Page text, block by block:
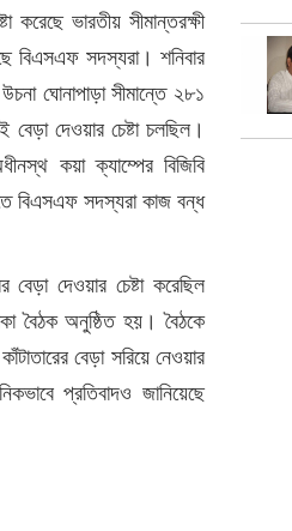
করেছে ভারতীয় সীমান্তরক্ষী
বিএসএফ সদস্যরা। শনিবার
ঘোনাপাড়া সীমান্তে ২৮১
দেওয়ার চেষ্টা চলছিল।
কয়া ক্যাম্পের বিজিবি
বিএসএফ সদস্যরা কাজ বন্ধ
দেওয়ার চেষ্টা করেছিল
বৈঠক অনুষ্ঠিত হয়। বৈঠকে
বেড়া সরিয়ে নেওয়ার
প্রতিবাদও জানিয়েছে